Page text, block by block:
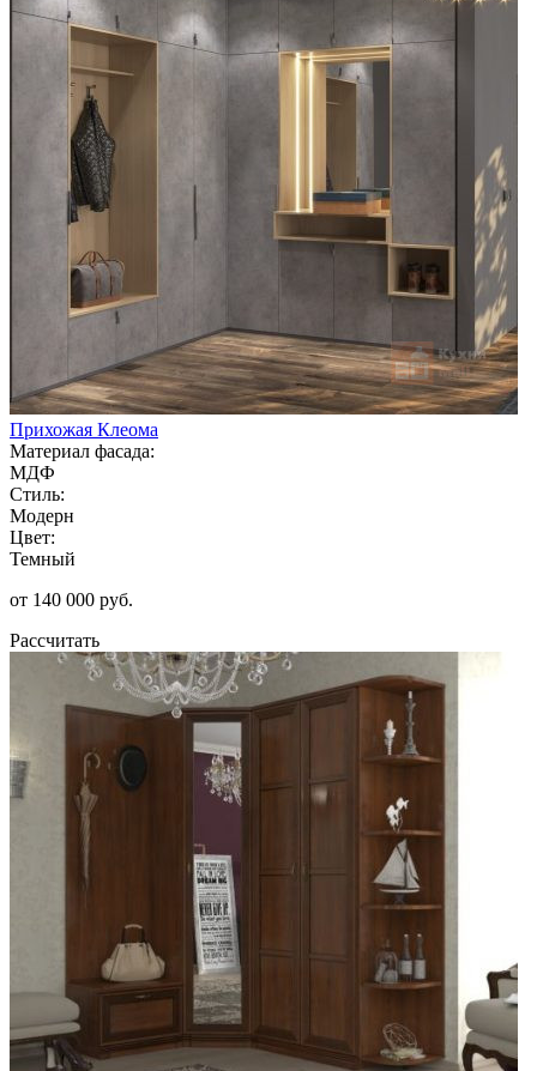
Прихожая Клеома
Материал фасада:
МДФ
Стиль:
Модерн
Цвет:
Темный
от 140 000 руб.
Рассчитать